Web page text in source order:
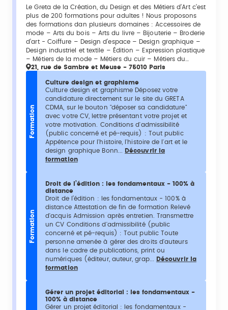
Le Greta de la Création, du Design et des Métiers d’Art c’est
plus de 200 formations pour adultes ! Nous proposons
des formations dan plusieurs domaines : Accessoires de
mode – Arts du bois – Arts du livre – Bijouterie – Broderie
d’art - Coiffure – Design d’espace – Design graphique –
Design industriel et textile – Édition – Expression plastique
– Métiers de la mode – Métiers du cuir – Métiers du…
21, rue de Sambre et Meuse - 75010 Paris
Formation
Culture design et graphisme
Culture design et graphisme Déposez votre
candidature directement sur le site du GRETA
CDMA, sur le bouton "déposer sa candidature"
avec votre CV, lettre présentant votre projet et
votre motivation. Conditions d'admissibilité
(public concerné et pé-requis) : Tout public
Appétence pour l'histoire, l'histoire de l'art et le
design graphique Bonn...
Découvrir la
formation
Formation
Droit de l’édition : les fondamentaux - 100% à
distance
Droit de l’édition : les fondamentaux - 100% à
distance Attestation de fin de formation Relevé
d'acquis Admission après entretien. Transmettre
un CV Conditions d'admissibilité (public
concerné et pé-requis) : Tout public Toute
personne amenée à gérer des droits d'auteurs
dans le cadre de publications, print ou
numériques (éditeur, auteur, grap...
Découvrir la
formation
Gérer un projet éditorial : les fondamentaux -
100% à distance
Gérer un projet éditorial : les fondamentaux -